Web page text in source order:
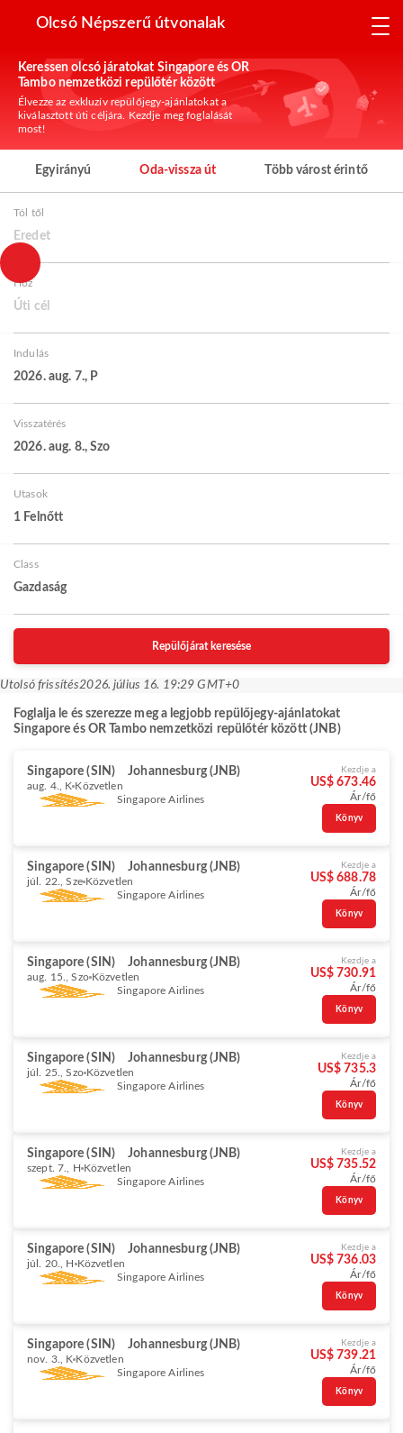
Olcsó Népszerű útvonalak
Keressen olcsó járatokat Singapore és OR
Tambo nemzetközi repülőtér között
Élvezze az exkluzív repülőjegy-ajánlatokat a
kiválasztott úti céljára. Kezdje meg foglalását
most!
Egyirányú Oda-vissza út Több várost érintő
Tól től
Eredet
Hoz
Úti cél
Indulás
2026. aug. 7., P
Visszatérés
2026. aug. 8., Szo
Utasok
1 Felnőtt
Class
Gazdaság
Repülőjárat keresése
Utolsó frissítés2026. július 16. 19:29 GMT+0
Foglalja le és szerezze meg a legjobb repülőjegy-ajánlatokat
Singapore és OR Tambo nemzetközi repülőtér között (JNB)
Singapore (SIN) Johannesburg (JNB)
aug. 4., K Közvetlen
Singapore Airlines
Kezdje a
US$ 673.46
Ár/fő
Könyv
Singapore (SIN) Johannesburg (JNB)
júl. 22., Sze Közvetlen
Singapore Airlines
Kezdje a
US$ 688.78
Ár/fő
Könyv
Singapore (SIN) Johannesburg (JNB)
aug. 15., Szo Közvetlen
Singapore Airlines
Kezdje a
US$ 730.91
Ár/fő
Könyv
Singapore (SIN) Johannesburg (JNB)
júl. 25., Szo Közvetlen
Singapore Airlines
Kezdje a
US$ 735.3
Ár/fő
Könyv
Singapore (SIN) Johannesburg (JNB)
szept. 7., H Közvetlen
Singapore Airlines
Kezdje a
US$ 735.52
Ár/fő
Könyv
Singapore (SIN) Johannesburg (JNB)
júl. 20., H Közvetlen
Singapore Airlines
Kezdje a
US$ 736.03
Ár/fő
Könyv
Singapore (SIN) Johannesburg (JNB)
nov. 3., K Közvetlen
Singapore Airlines
Kezdje a
US$ 739.21
Ár/fő
Könyv